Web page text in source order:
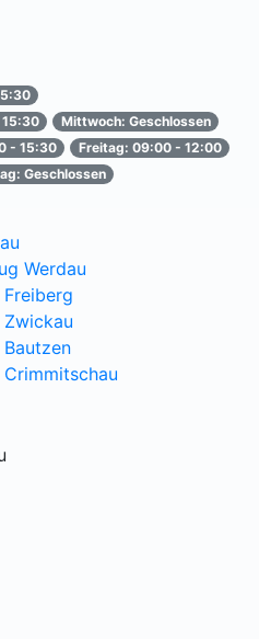
Mittwoch: Geschlossen
- 15:30
Freitag: 09:00 - 12:00
Geschlossen
Werdau